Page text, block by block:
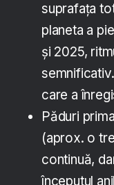
suprafața
planeta a
și 2025,
care a
Păduri
(aprox. o
continuă,
începutul